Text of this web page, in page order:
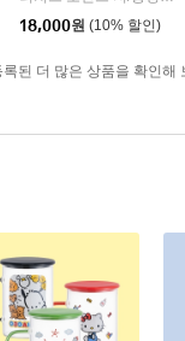
18,000원 (10% 할인)
된 더 많은 상품을 확인해